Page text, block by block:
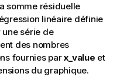
somme résiduelle
linéaire définie
série de
des nombres
fournies parx_value et
du graphique.